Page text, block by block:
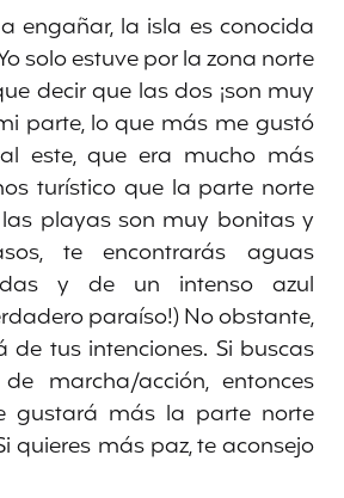
engañar, la isla es conocida
solo estuve por la zona norte
decir que las dos ¡son muy
parte, lo que más me gustó
este, que era mucho más
turístico que la parte norte
playas son muy bonitas y
te encontrarás aguas
y de un intenso azul
paraíso!) No obstante,
de tus intenciones. Si buscas
marcha/acción, entonces
gustará más la parte norte
quieres más paz, te aconsejo